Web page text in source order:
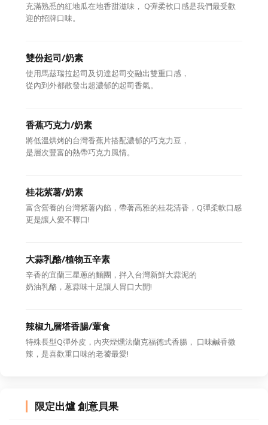
充滿熟悉的紅地瓜在地香甜滋味， Q彈柔軟口感是我們最受歡
迎的招牌口味。
雙份起司/奶素
使用馬茲瑞拉起司及切達起司交融出雙重口感，
從內到外都散發出超濃郁的起司香氣。
香蕉巧克力/奶素
將低溫烘烤的台灣香蕉片搭配濃郁的巧克力豆，
是層次豐富的熱帶巧克力風情。
桂花紫薯/奶素
富含營養的台灣紫薯內餡，帶著高雅的桂花清香，Q彈柔軟口感
更是讓人愛不釋口!
大蒜乳酪/植物五辛素
辛香的宜蘭三星蔥的麵團，拌入台灣新鮮大蒜泥的
奶油乳酪，蔥蒜味十足讓人胃口大開!
辣椒九層塔香腸/葷食
特殊長型Q彈外皮，內夾煙燻法蘭克福德式香腸， 口味鹹香微
辣，是喜歡重口味的老饕最愛!
限定出爐 創意貝果